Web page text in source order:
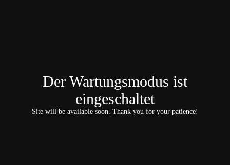
Der Wartungsmodus ist
eingeschaltet
Site will be available soon. Thank you for your patience!